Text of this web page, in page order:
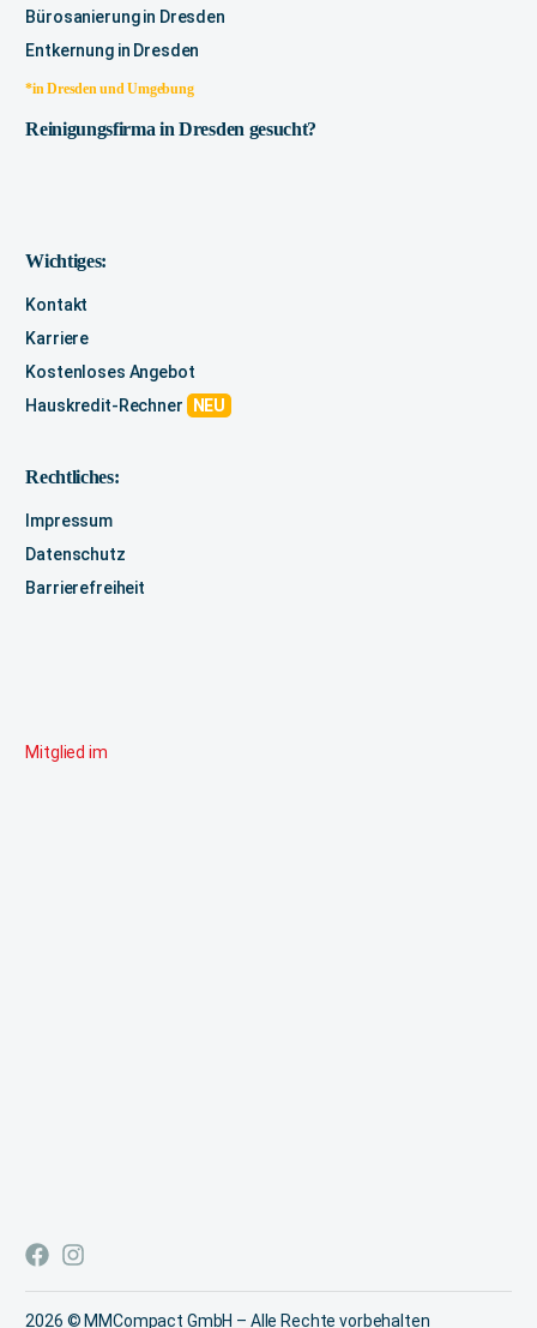
Bürosanierung in Dresden
Entkernung in Dresden
*in Dresden und Umgebung
Reinigungsfirma in Dresden gesucht?
Wichtiges:
Kontakt
Karriere
Kostenloses Angebot
Hauskredit-Rechner
NEU
Rechtliches:
Impressum
Datenschutz
Barrierefreiheit
Mitglied im
2026 © MMCompact GmbH – Alle Rechte vorbehalten
Ausgezeichneter Service